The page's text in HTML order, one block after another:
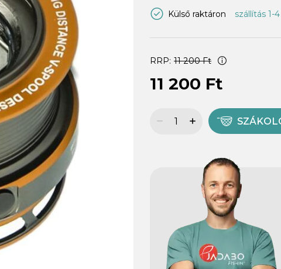
Külső raktáron szállítás 1-
RRP: 11 200 Ft
11 200 Ft